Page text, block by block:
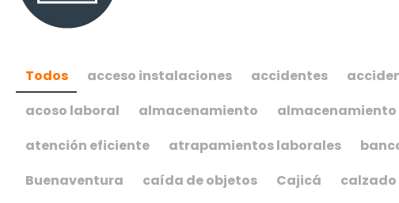
Todos acceso instalaciones accidentes
acoso laboral
almacenamiento
atención eficiente
atrapamientos laborales
Buenaventura
caída de objetos Cajicá